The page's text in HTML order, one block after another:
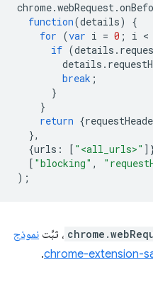
chrome.webRequest.
function(details)
{
for (var i = 0 ; i <
if (details .
details .
break ;
}
}
return {
},
{urls : [ "<all_urls>"
[ "blocking" ,
);
، ثبِّت نموذج
chrome-extension-
.